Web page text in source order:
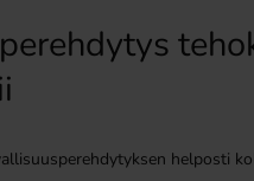
helposti